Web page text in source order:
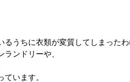
うちに衣類が変質してしまった
ンドリーや、
います。